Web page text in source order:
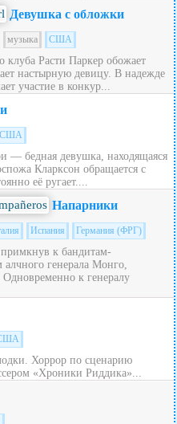
Девушка с обложки
музыка США
Расти Паркер обожает
настырную девицу. В надежде
участие в конкур...
США
— бедная девушка, находящаяся
Кларксон обращается с
её ругает....
Напарники
Испания Германия (ФРГ)
к бандитам-
генерала Монго,
к генералу
Хоррор по сценарию
«Хроники Риддика»...